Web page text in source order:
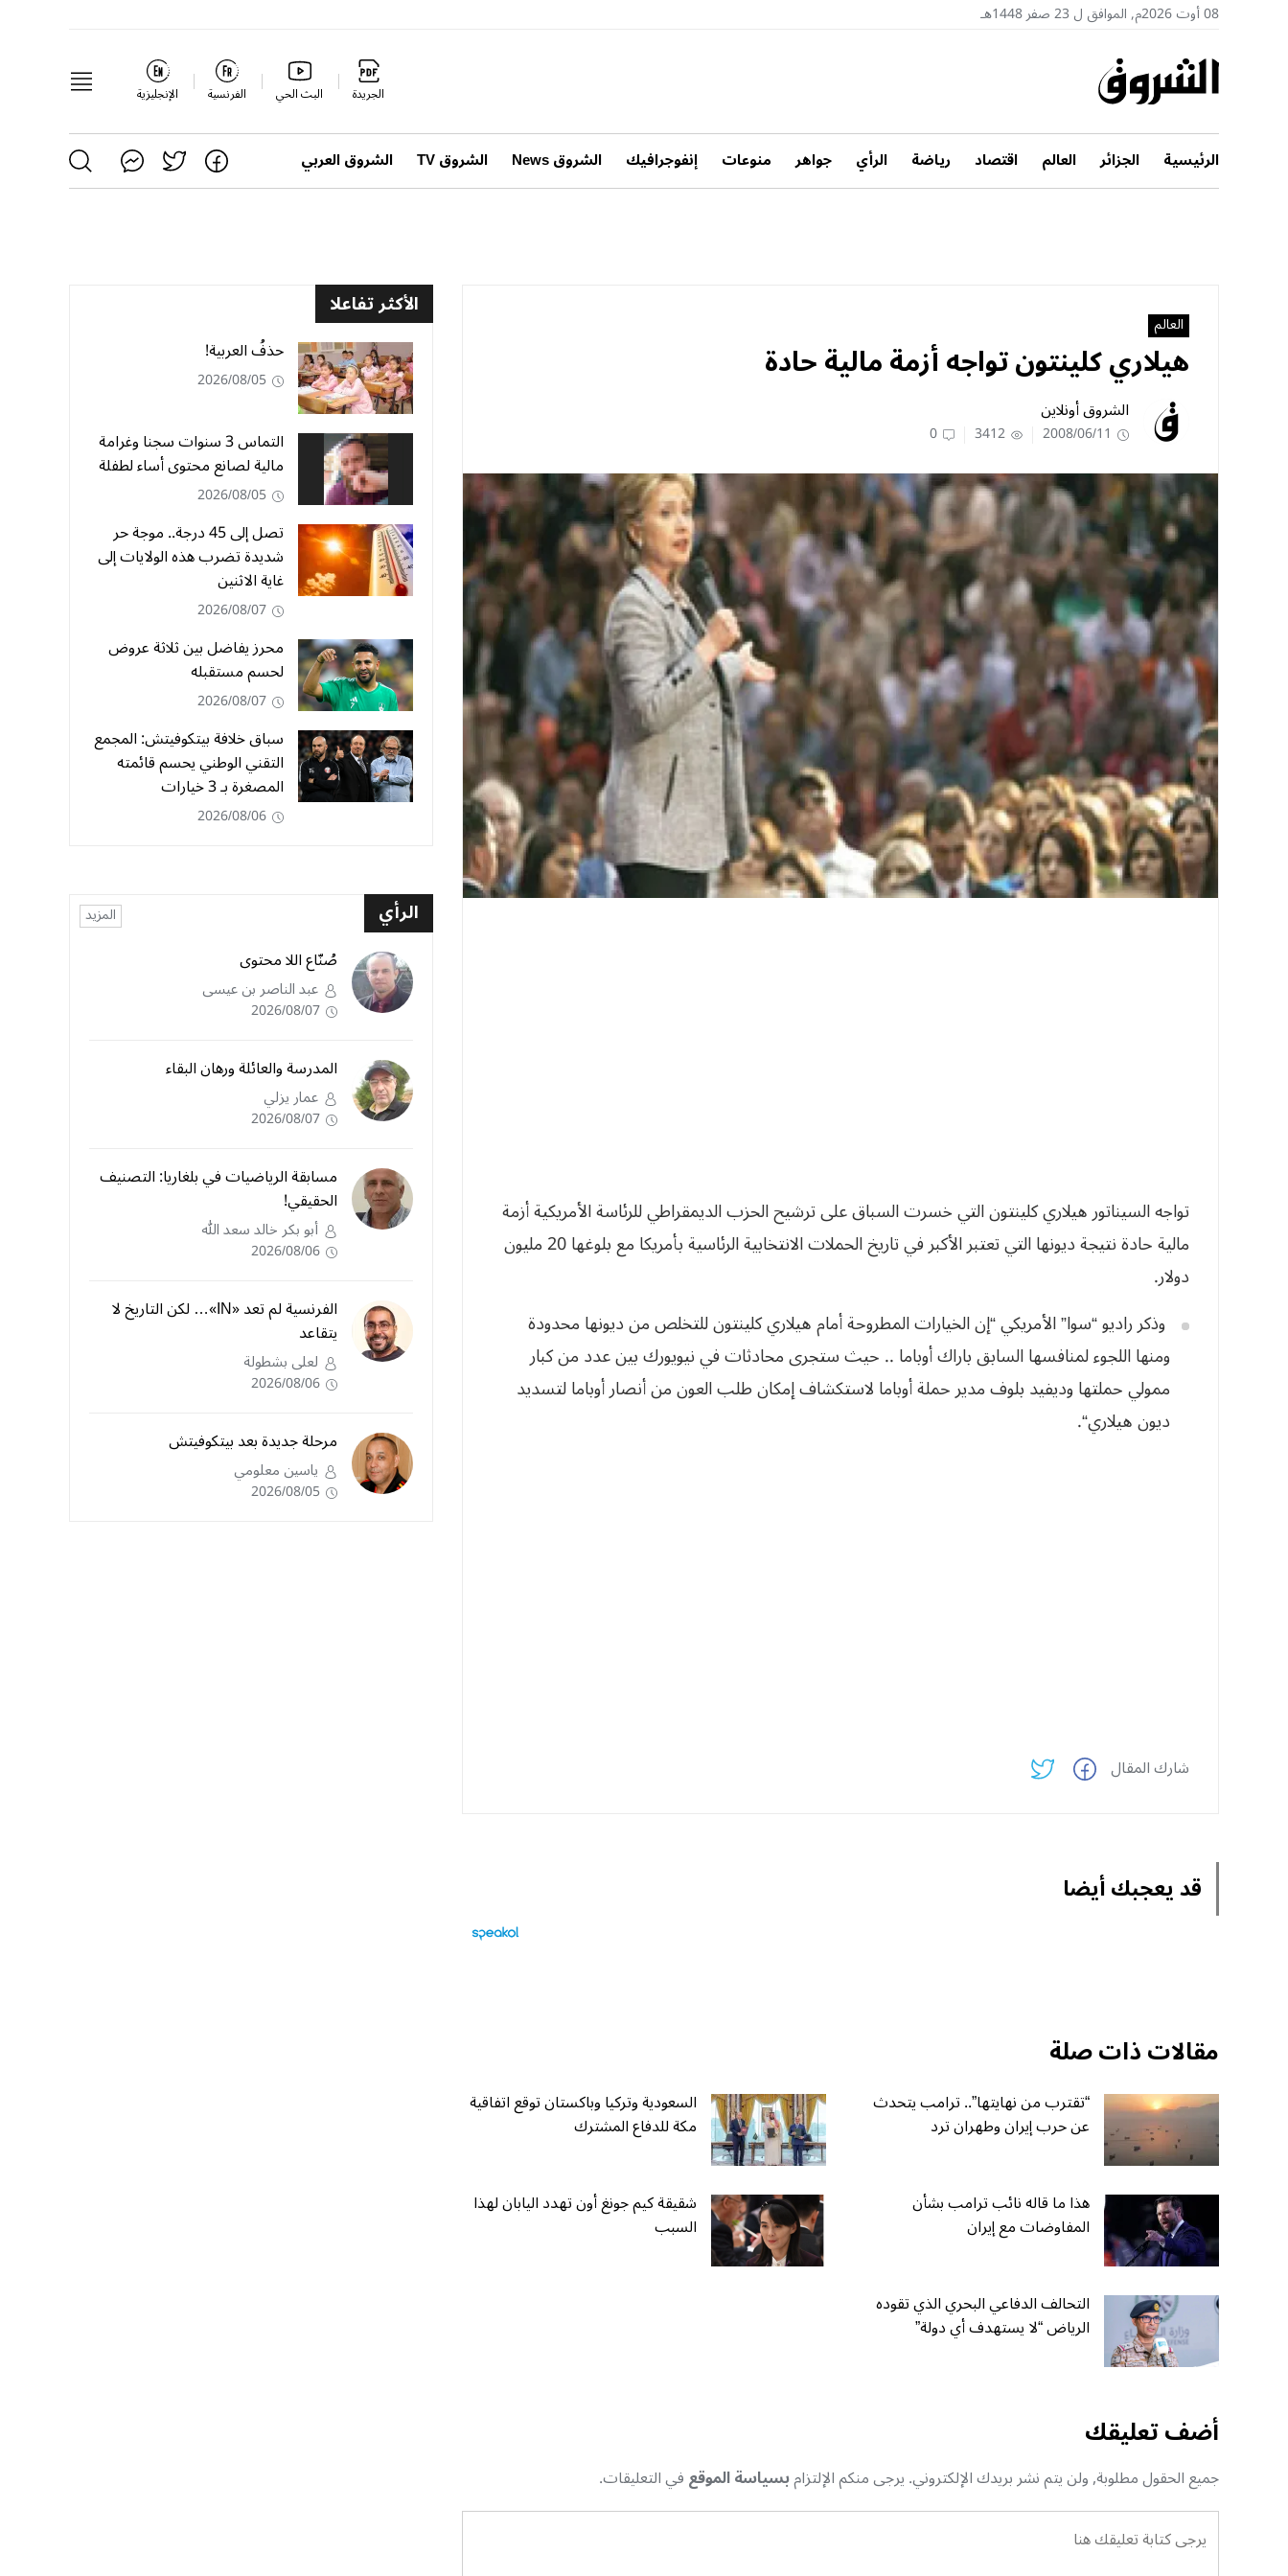
08 أوت 2026م, الموافق ل 23 صفر 1448هـ
الجريدة البث الحي الفرنسية الإنجليزية
الرئيسية الجزائر العالم اقتصاد رياضة الرأي جواهر منوعات إنفوجرافيك الشروق News الشروق TV الشروق العربي
العالم
هيلاري كلينتون تواجه أزمة مالية حادة
الشروق أونلاين
2008/06/11
3412
0
تواجه السيناتور هيلاري كلينتون التي خسرت السباق على ترشيح الحزب الديمقراطي للرئاسة الأمريكية أزمة
مالية حادة نتيجة ديونها التي تعتبر الأكبر في تاريخ الحملات الانتخابية الرئاسية بأمريكا مع بلوغها 20 مليون
دولار.
وذكر راديو “سوا” الأمريكي “إنالخيارات المطروحة أمام هيلاري كلينتون للتخلص من ديونها محدودة
ومنها اللجوءلمنافسها السابق باراك أوباما .. حيث ستجرى محادثات في نيويورك بين عدد من كبار
ممولي حملتها وديفيد بلوف مدير حملة أوباما لاستكشاف إمكان طلب العون من أنصارأوباما لتسديد
ديون هيلاري“.
شارك المقال
قد يعجبك أيضا
مقالات ذات صلة
“تقترب من نهايتها”.. ترامب يتحدث
عن حرب إيران وطهران ترد
السعودية وتركيا وباكستان توقع اتفاقية
مكة للدفاع المشترك
هذا ما قاله نائب ترامب بشأن
المفاوضات مع إيران
شقيقة كيم جونغ أون تهدد اليابان لهذا
السبب
التحالف الدفاعي البحري الذي تقوده
الرياض “لا يستهدف أي دولة”
أضف تعليقك
جميع الحقول مطلوبة, ولن يتم نشر بريدك الإلكتروني. يرجى منكم الإلتزامبسياسة الموقعفي التعليقات.
الأكثر تفاعلا
حذفُ العربية!
2026/08/05
التماس 3 سنوات سجنا وغرامة
مالية لصانع محتوى أساء لطفلة
2026/08/05
تصل إلى 45 درجة.. موجة حر
شديدة تضرب هذه الولايات إلى
غاية الاثنين
2026/08/07
محرز يفاضل بين ثلاثة عروض
لحسم مستقبله
2026/08/07
سباق خلافة بيتكوفيتش: المجمع
التقني الوطني يحسم قائمته
المصغرة بـ 3 خيارات
2026/08/06
الرأي المزيد
صُنّاع اللا محتوى
عبد الناصر بن عيسى
2026/08/07
المدرسة والعائلة ورهان البقاء
عمار يزلي
2026/08/07
مسابقة الرياضيات في بلغاريا: التصنيف
الحقيقي!
أبو بكر خالد سعد الله
2026/08/06
الفرنسية لم تعد «IN»… لكن التاريخ لا
يتقاعد
لعلى بشطولة
2026/08/06
مرحلة جديدة بعد بيتكوفيتش
ياسين معلومي
2026/08/05